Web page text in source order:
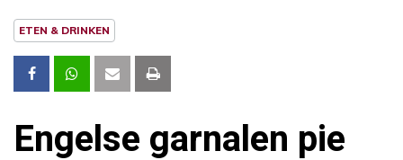
ETEN & DRINKEN
Engelse garnalen pie